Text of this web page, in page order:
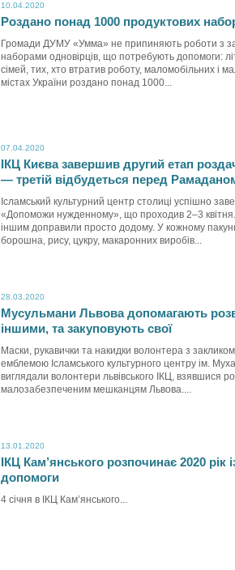
10.04.2020
Роздано понад 1000 продуктових
Громади ДУМУ «Умма» не припиняють роботи з
наборами одновірців, що потребують допомоги:
сімей, тих, хто втратив роботу, маломобільних і
містах України роздано понад 1000...
07.04.2020
ІКЦ Києва завершив другий етап
— третій відбудеться перед
Ісламський культурний центр столиці успішно
«Допоможи нужденному», що проходив 2–3
іншим доправили просто додому. У кожному
борошна, рису, цукру, макаронних виробів...
28.03.2020
Мусульмани Львова допомагають
іншими, та закуповують свої
Маски, рукавички та накидки волонтера з
емблемою Ісламського культурного центру ім.
виглядали волонтери львівського ІКЦ, взявшися
малозабезпеченим мешканцям Львова....
13.01.2020
ІКЦ Кам’янського розпочинає 2020 рік
допомоги
4 січня в ІКЦ Кам’янського...